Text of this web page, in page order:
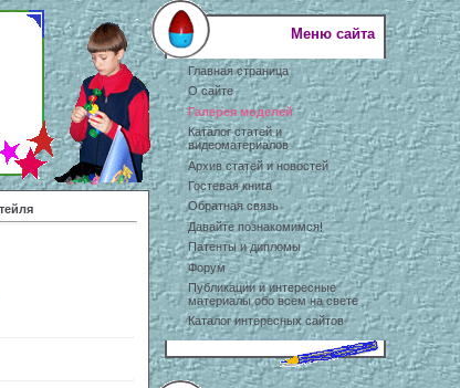
Меню сайта
Главная страница
О сайте
Галерея моделей
Каталог статей и
видеоматериалов
Архив статей и новостей
Гостевая книга
Обратная связь
Давайте познакомимся!
Патенты и дипломы
Форум
Публикации и интересные
материалы обо всем на свете
Каталог интересных сайтов